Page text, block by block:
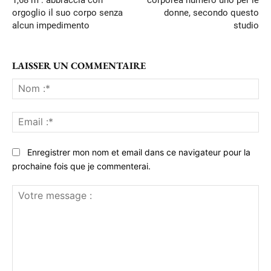
orgoglio il suo corpo senza
alcun impedimento
donne, secondo questo
studio
LAISSER UN COMMENTAIRE
:*
:*
Enregistrer mon nom et email dans ce navigateur pour la
prochaine fois que je commenterai.